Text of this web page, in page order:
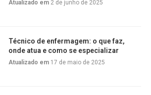
Atualizado em 2 de junho de 2025
Técnico de enfermagem: o que faz,
onde atua e como se especializar
Atualizado em 17 de maio de 2025